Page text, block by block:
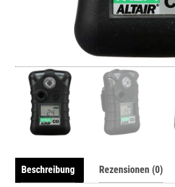
Beschreibung Rezensionen (0)